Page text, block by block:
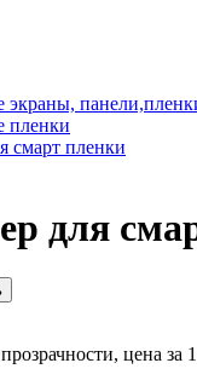
пленки
смарт пленки
для
цена за